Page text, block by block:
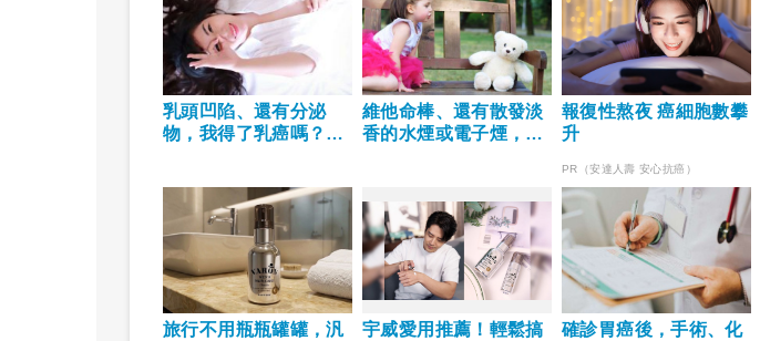
乳頭凹陷、還有分泌
物，我得了乳癌嗎？未
維他命棒、還有散發淡
香的水煙或電子煙，可
報復性熬夜 癌細胞數攀
升
PR（安達人壽 安心抗癌）
旅行不用瓶瓶罐罐，汎
宇威愛用推薦！輕鬆搞
確診胃癌後，手術、化